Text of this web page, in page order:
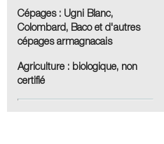
Cépages : Ugni Blanc,
Colombard, Bacoet d'autres
cépages armagnacais
Agriculture : biologique, non
certifié